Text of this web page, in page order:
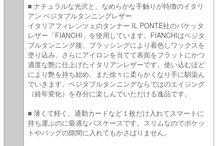
■ ナチュラルな光沢と、なめらかな手触りが特徴のイタリ
アン ベジタブルタンニングレザー
イタリアフィレンツェのタンナー IL PONTE社のバケッタ
レザー「FIANCHI」を使用しています。FIANCHIはベジタ
ブルタンニング後、ブラッシングにより着色しワックスを
塗り込み、さらにアイロンを当てて表面をフラットにかつ
適度な艶に仕上げたイタリアンレザーです。使い込むほど
により艶を持ち始め、また徐々に柔らかくなり手に馴染ん
でいきます。ベジタブルタンニングならではのエイジング
（経年変化）を存分に楽しんでいただける逸品です。
■ 薄くて軽く、通勤カードなど１枚だけ入れてスマートに
持ち運ぶのに最適なパスケースです。スリムなのでポケッ
トやバッグの隙間に入れてもかさばりません。